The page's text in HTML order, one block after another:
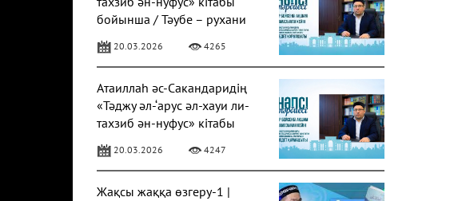
бойынша / Тәубе – рухани
20.03.2026 4265
Атаиллаһ әс-Сакандаридің
«Тәджу әл-‘арус әл-хауи ли-
тахзиб ән-нуфус» кітабы
20.03.2026 4247
Жақсы жаққа өзгеру-1 |